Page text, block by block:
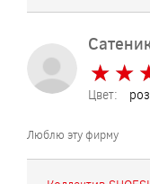
★ ★
★ ★
Цвет:
Люблю эту фирму